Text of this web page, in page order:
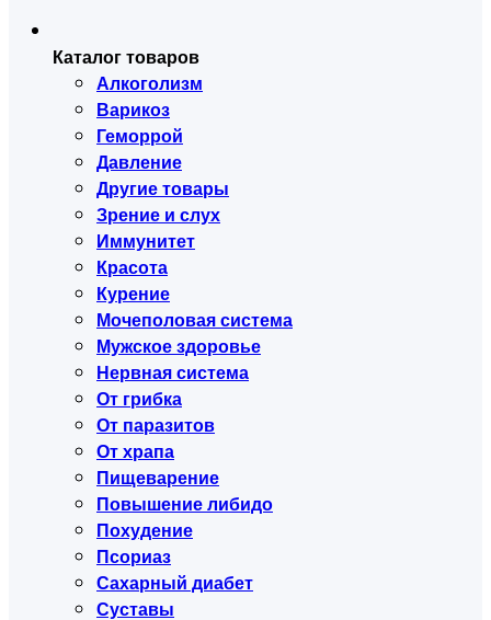
Каталог товаров
Алкоголизм
Варикоз
Геморрой
Давление
Другие товары
Зрение и слух
Иммунитет
Красота
Курение
Мочеполовая система
Мужское здоровье
Нервная система
От грибка
От паразитов
От храпа
Пищеварение
Повышение либидо
Похудение
Псориаз
Сахарный диабет
Суставы